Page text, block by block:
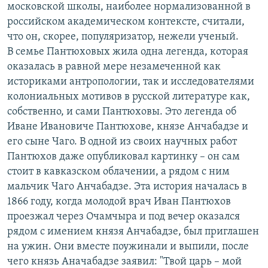
московской школы, наиболее нормализованной в
российском академическом контексте, считали,
что он, скорее, популяризатор, нежели ученый.
В семье Пантюховых жила одна легенда, которая
оказалась в равной мере незамеченной как
историками антропологии, так и исследователями
колониальных мотивов в русской литературе как,
собственно, и сами Пантюховы. Это легенда об
Иване Ивановиче Пантюхове, князе Анчабадзе и
его сыне Чаго. В одной из своих научных работ
Пантюхов даже опубликовал картинку – он сам
стоит в кавказском облачении, а рядом с ним
мальчик Чаго Анчабадзе. Эта история началась в
1866 году, когда молодой врач Иван Пантюхов
проезжал через Очамчыра и под вечер оказался
рядом с имением князя Анчабадзе, был приглашен
на ужин. Они вместе поужинали и выпили, после
чего князь Аначабадзе заявил: "Твой царь – мой